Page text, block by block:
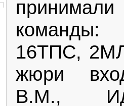
команды:
16ТПС,
жюри
В.М.,